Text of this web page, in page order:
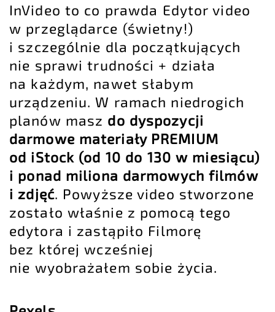
InVideo to co prawda Edytor video
w przeglądarce (świetny!)
i szczególnie dla początkujących
nie sprawi trudności + działa
na każdym, nawet słabym
urządzeniu. W ramach niedrogich
planów masz do dyspozycji
darmowe materiały PREMIUM
od iStock (od 10 do 130 w miesiącu)
i ponad miliona darmowych filmów
i zdjęć. Powyższe video stworzone
zostało właśnie z pomocą tego
edytora i zastąpiło Filmorę
bez której wcześniej
nie wyobrażałem sobie życia.